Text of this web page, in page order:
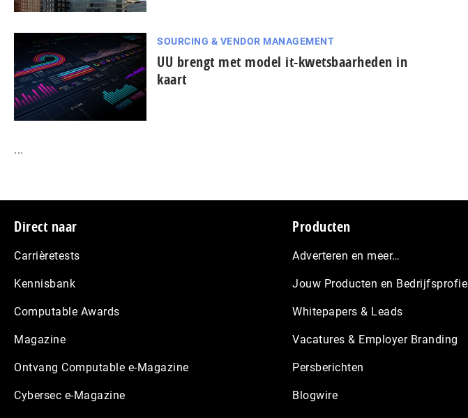
SOURCING & VENDOR MANAGEMENT
UU brengt met model it-kwetsbaarheden in
kaart
...
Footer
Direct naar
Carrièretests
Kennisbank
Computable Awards
Magazine
Ontvang Computable e-Magazine
Cybersec e-Magazine
Producten
Adverteren en meer…
Jouw Producten en Bedrijfsprofiel
Whitepapers & Leads
Vacatures & Employer Branding
Persberichten
Blogwire